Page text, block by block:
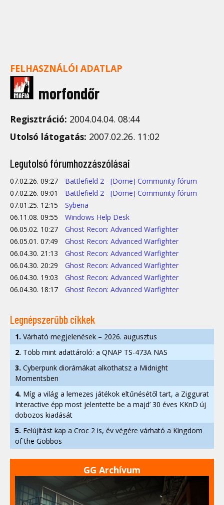
FELHASZNÁLÓI ADATLAP
morfondőr
Regisztráció: 2004.04.04. 08:44
Utolsó látogatás: 2007.02.26. 11:02
Legutolsó fórumhozzászólásai
07.02.26. 09:27
Battlefield 2 - [Dome] Community fórum
07.02.26. 09:01
Battlefield 2 - [Dome] Community fórum
07.01.25. 12:15
Syberia
06.11.08. 09:55
Windows Help Desk
06.05.02. 10:27
Ghost Recon: Advanced Warfighter
06.05.01. 07:49
Ghost Recon: Advanced Warfighter
06.04.30. 21:13
Ghost Recon: Advanced Warfighter
06.04.30. 20:29
Ghost Recon: Advanced Warfighter
06.04.30. 19:03
Ghost Recon: Advanced Warfighter
06.04.30. 18:17
Ghost Recon: Advanced Warfighter
Legnépszerűbb cikkek
1. Várható megjelenések – 2026. augusztus
2. Több mint adattároló: a QNAP TS-473A NAS
3. Cyberpunk diorámákat alkothatsz a Midnight
Momentsben
4. Míg a világ a lemezes játékok eltűnésétől tart, a Ziggurat
Interactive épp most jelentette be a majd’ 30 éves KKnD új
dobozos kiadását
5. Felújítást kap a Croc 2 is, év végére várható a Kingdom
of the Gobbos
GG Archívum